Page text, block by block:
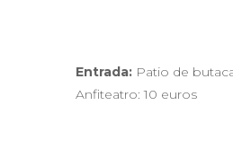
Entrada: Patio de
Anfiteatro: 10 euros